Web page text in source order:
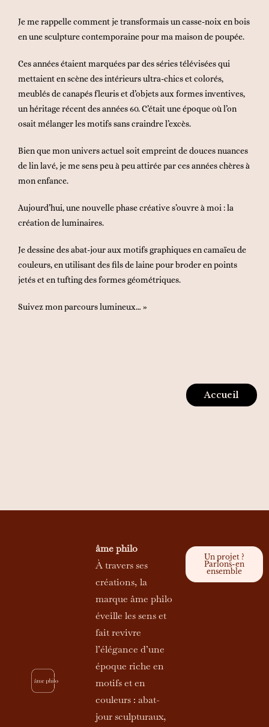
Je me rappelle comment je transformais un casse-noix en bois
en une sculpture contemporaine pour ma maison de poupée.
Ces années étaient marquées par des séries télévisées qui
mettaient en scène des intérieurs ultra-chics et colorés,
meublés de canapés fleuris et d’objets aux formes inventives,
un héritage récent des années 60. C’était une époque où l’on
osait mélanger les motifs sans craindre l’excès.
Bien que mon univers actuel soit empreint de douces nuances
de lin lavé, je me sens peu à peu attirée par ces années chères à
mon enfance.
Aujourd’hui, une nouvelle phase créative s’ouvre à moi : la
création de luminaires.
Je dessine des abat-jour aux motifs graphiques en camaïeu de
couleurs, en utilisant des fils de laine pour broder en points
jetés et en tufting des formes géométriques.
Suivez mon parcours lumineux… »
Accueil
âme philo
À travers ses
créations, la
marque âme philo
éveille les sens et
fait revivre
l’élégance d’une
époque riche en
motifs et en
couleurs : abat-
jour sculpturaux,
Un projet ?
Parlons-en
ensemble